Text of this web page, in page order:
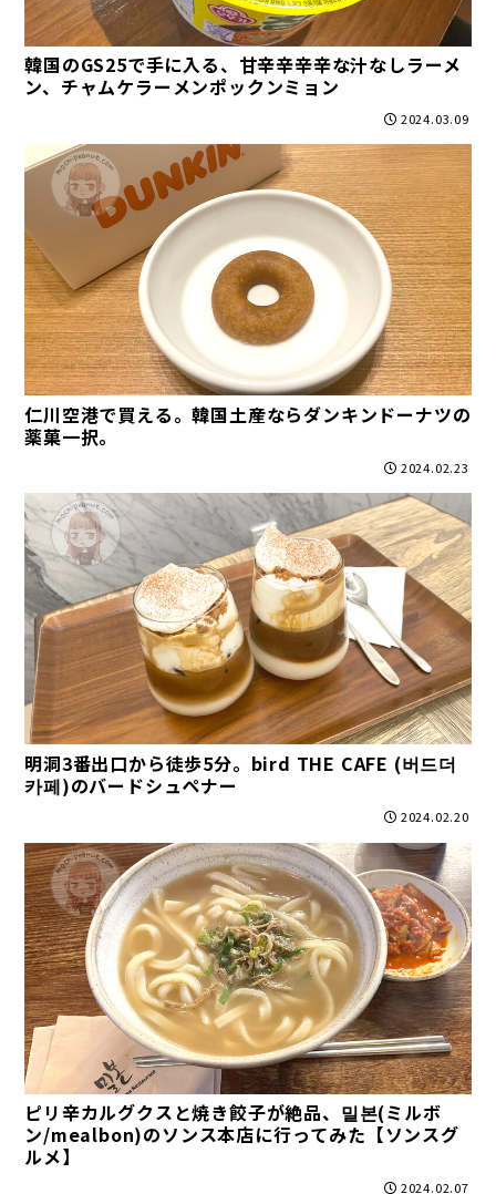
韓国のGS25で手に入る、甘辛辛辛辛な汁なしラーメ
ン、チャムケラーメンポックンミョン
2024.03.09
仁川空港で買える。韓国土産ならダンキンドーナツの
薬菓一択。
2024.02.23
明洞3番出口から徒歩5分。bird THE CAFE (버드더
카페)のバードシュペナー
2024.02.20
ピリ辛カルグクスと焼き餃子が絶品、밀본(ミルボ
ン/mealbon)のソンス本店に行ってみた【ソンスグ
ルメ】
2024.02.07